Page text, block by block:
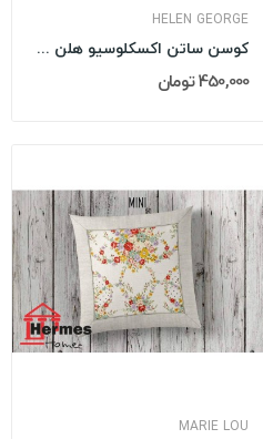
HELEN GEORGE
کوسن ساتن اکسکلوسیو هلن جورج HELEN GEORGE مدل:...
450,000 تومان
MARIE LOU